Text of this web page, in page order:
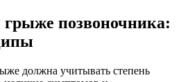
позвоночника:
должна учитывать степень